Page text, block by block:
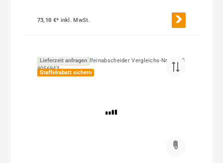
73,10 €* inkl. MwSt.
Lieferzeit anfragen
Staffelrabatt sichern